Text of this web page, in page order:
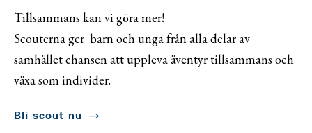
Tillsammans kan vi göra mer!
Scouterna ger barn och unga från alla delar av
samhället chansen att uppleva äventyr tillsammans och
växa som individer.
Bli scout nu